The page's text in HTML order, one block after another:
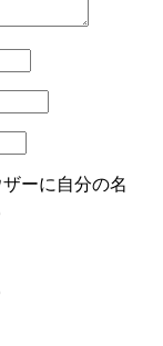
ーに自分の名